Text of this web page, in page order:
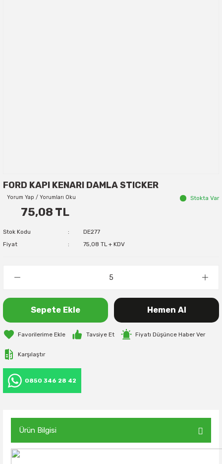
FORD KAPI KENARI DAMLA STICKER
Yorum Yap / Yorumları Oku Stokta Var
75,08 TL
Stok Kodu
DE277
Fiyat
75,08 TL + KDV
Sepete Ekle Hemen Al
Tavsiye Et Fiyatı Düşünce Haber Ver
Karşılaştır
0850 346 28 42
Ürün Bilgisi